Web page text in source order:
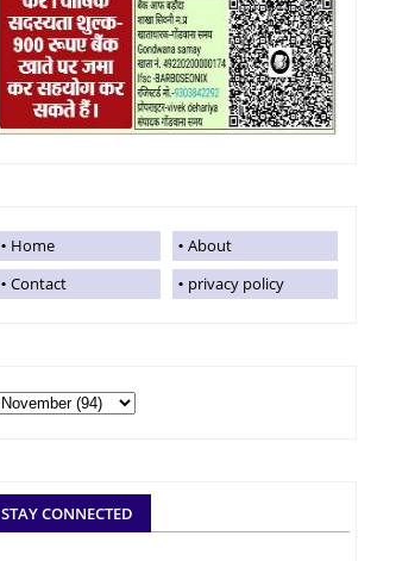
Home
About
Contact
privacy policy
STAY CONNECTED